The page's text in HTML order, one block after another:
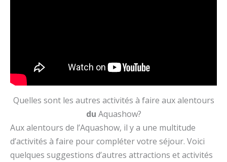
Quelles sont les autres activités à faire aux alentours
du Aquashow?
Aux alentours de l’Aquashow, il y a une multitude
d’activités à faire pour compléter votre séjour. Voici
quelques suggestions d’autres attractions et activités